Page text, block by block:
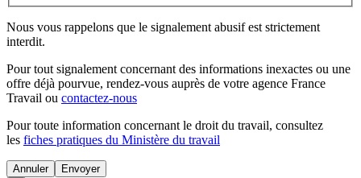
Nous vous rappelons que le signalement abusif est strictement
interdit.
Pour tout signalement concernant des informations inexactes ou une
offre déjà pourvue, rendez-vous auprès de votre agence France
Travail ou contactez-nous
Pour toute information concernant le droit du travail, consultez
les fiches pratiques du Ministère du travail
Annuler